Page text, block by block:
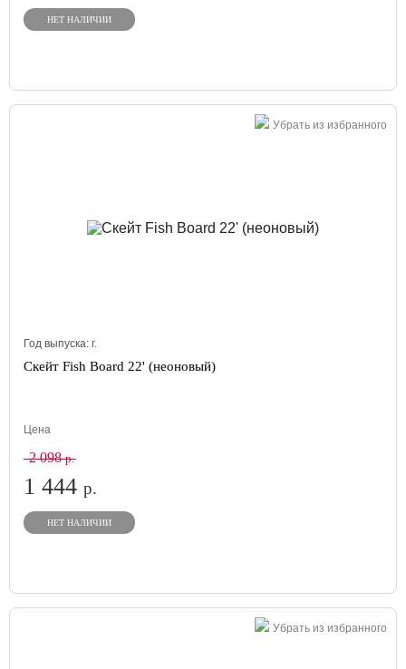
НЕТ НАЛИЧИИ
Убрать из избранного
Год выпуска: г.
Скейт Fish Board 22' (неоновый)
Цена
2 098р.
1 444 р.
НЕТ НАЛИЧИИ
Убрать из избранного